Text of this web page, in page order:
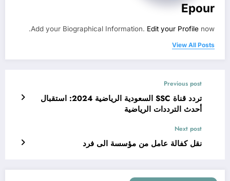
Epour
Add your Biographical Information. Edit your Profile now.
View All Posts
Previous post
تردد قناة SSC السعودية الرياضية 2024: استقبال
أحدث الترددات الرياضية
Next post
نقل كفالة عامل من مؤسسة الى فرد